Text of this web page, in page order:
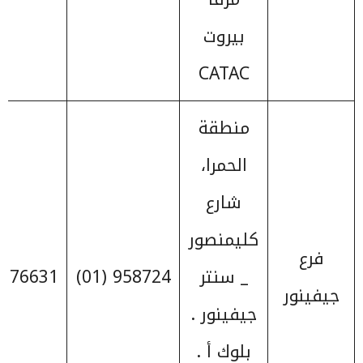
بيروت
CATAC
فرع
جيفينور
منطقة
الحمرا،
شارع
كليمنصور
_ سنتر
جيفينور .
بلوك أ .
958724 (01)
376631 (01)